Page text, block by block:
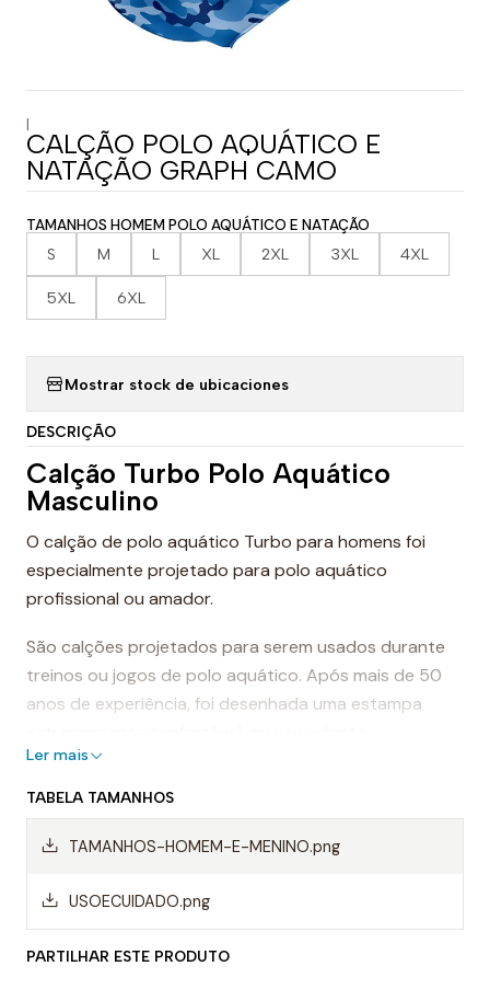
|
CALÇÃO POLO AQUÁTICO E
NATAÇÃO GRAPH CAMO
TAMANHOS HOMEM POLO AQUÁTICO E NATAÇÃO
S M L XL 2XL 3XL 4XL
5XL 6XL
Mostrar stock de ubicaciones
DESCRIÇÃO
Calção Turbo Polo Aquático
Masculino
O calção de polo aquático Turbo para homens foi
especialmente projetado para polo aquático
profissional ou amador.
São calções projetados para serem usados durante
treinos ou jogos de polo aquático. Após mais de 50
anos de experiência, foi desenhada uma estampa
perfeitamente ao corpo, proporcionando conforto e
sensação de leveza.
Dessa forma, os calções de polo aquático facilitam a
permitindo um movimento mais rápido ao nadar.
Ler mais
TABELA TAMANHOS
TAMANHOS-HOMEM-E-MENINO.png
USOECUIDADO.png
PARTILHAR ESTE PRODUTO